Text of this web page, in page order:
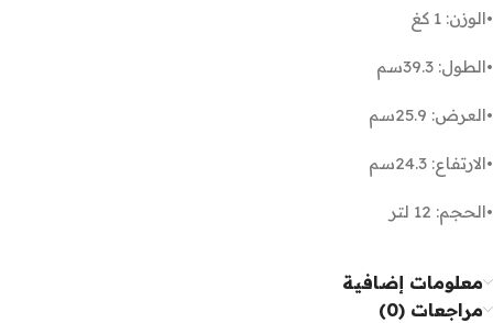
•الوزن: 1 كغ
•الطول: 39.3سم
•العرض: 25.9سم
•الارتفاع: 24.3سم
•الحجم: 12 لتر
معلومات إضافية
مراجعات (0)